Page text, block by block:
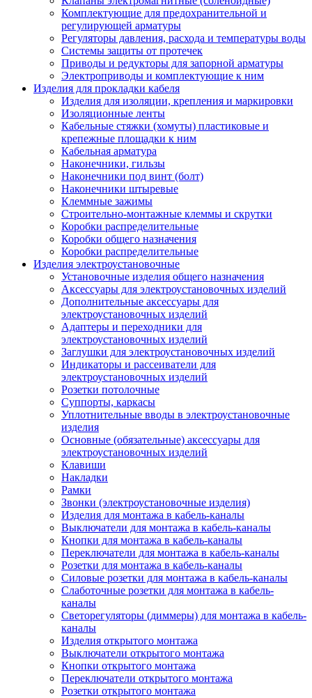
Комплектующие для предохранительной и
регулирующей арматуры
Регуляторы давления, расхода и температуры воды
Системы защиты от протечек
Приводы и редукторы для запорной арматуры
Электроприводы и комплектующие к ним
Изделия для прокладки кабеля
Изделия для изоляции, крепления и маркировки
Изоляционные ленты
Кабельные стяжки (хомуты) пластиковые и
крепежные площадки к ним
Кабельная арматура
Наконечники, гильзы
Наконечники под винт (болт)
Наконечники штыревые
Клеммные зажимы
Строительно-монтажные клеммы и скрутки
Коробки распределительные
Коробки общего назначения
Коробки распределительные
Изделия электроустановочные
Установочные изделия общего назначения
Аксессуары для электроустановочных изделий
Дополнительные аксессуары для
электроустановочных изделий
Адаптеры и переходники для
электроустановочных изделий
Заглушки для электроустановочных изделий
Индикаторы и рассеиватели для
электроустановочных изделий
Розетки потолочные
Суппорты, каркасы
Уплотнительные вводы в электроустановочные
изделия
Основные (обязательные) аксессуары для
электроустановочных изделий
Клавиши
Накладки
Рамки
Звонки (электроустановочные изделия)
Изделия для монтажа в кабель-каналы
Выключатели для монтажа в кабель-каналы
Кнопки для монтажа в кабель-каналы
Переключатели для монтажа в кабель-каналы
Розетки для монтажа в кабель-каналы
Силовые розетки для монтажа в кабель-каналы
Слаботочные розетки для монтажа в кабель-
каналы
Светорегуляторы (диммеры) для монтажа в кабель-
каналы
Изделия открытого монтажа
Выключатели открытого монтажа
Кнопки открытого монтажа
Переключатели открытого монтажа
Розетки открытого монтажа